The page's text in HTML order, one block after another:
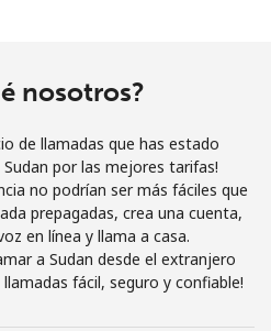
Únete
oREGÍSTRATE →
nosotros?
de llamadas que has estado
por las mejores tarifas!
no podrían ser más fáciles que
prepagadas, crea una cuenta,
en línea y llama a casa.
a Sudan desde el extranjero
fácil, seguro y confiable!